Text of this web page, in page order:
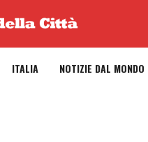
ITALIA NOTIZIE DAL MONDO